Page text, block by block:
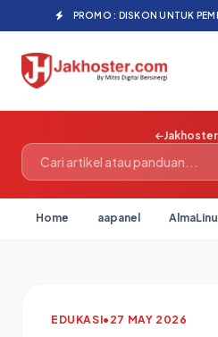
PROMO : DISKON UNTUK
Home aapanel
EDUKASI• 27 MAY 2026